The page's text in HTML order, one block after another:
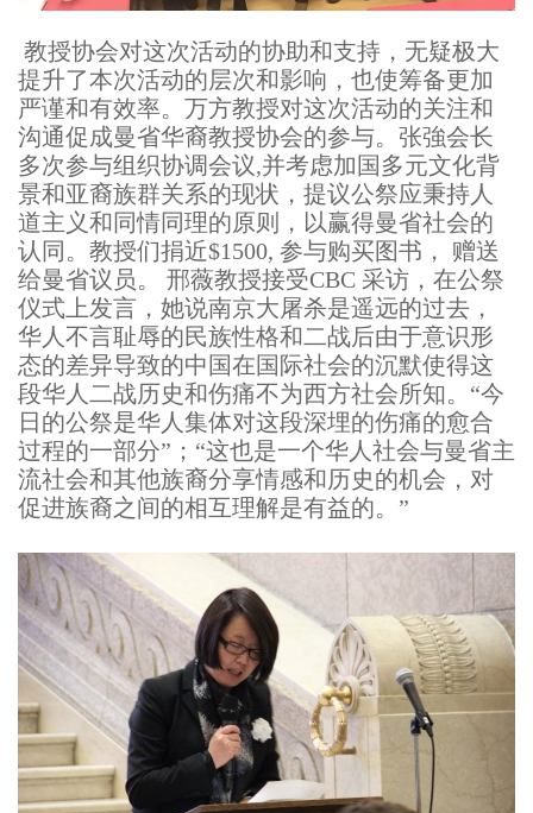
教授协会对这次活动的协助和支持，无疑极大
提升了本次活动的层次和影响，也使筹备更加
严谨和有效率。万方教授对这次活动的关注和
沟通促成曼省华裔教授协会的参与。张強会长
多次参与组织协调会议,并考虑加国多元文化背
景和亚裔族群关系的现状，提议公祭应秉持人
道主义和同情同理的原则，以赢得曼省社会的
认同。教授们捐近$1500, 参与购买图书， 赠送
给曼省议员。 邢薇教授接受CBC 采访，在公祭
仪式上发言，她说南京大屠杀是遥远的过去，
华人不言耻辱的民族性格和二战后由于意识形
态的差异导致的中国在国际社会的沉默使得这
段华人二战历史和伤痛不为西方社会所知。“今
日的公祭是华人集体对这段深埋的伤痛的愈合
过程的一部分”；“这也是一个华人社会与曼省主
流社会和其他族裔分享情感和历史的机会，对
促进族裔之间的相互理解是有益的。”